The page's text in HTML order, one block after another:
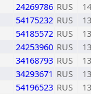
24269786 RUS
54175232 RUS
54185572 RUS
24253960 RUS
34168793 RUS
34293671 RUS
54196523 RUS